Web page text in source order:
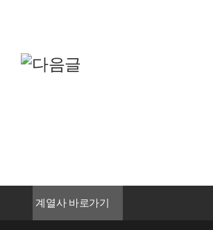
계열사 바로가기